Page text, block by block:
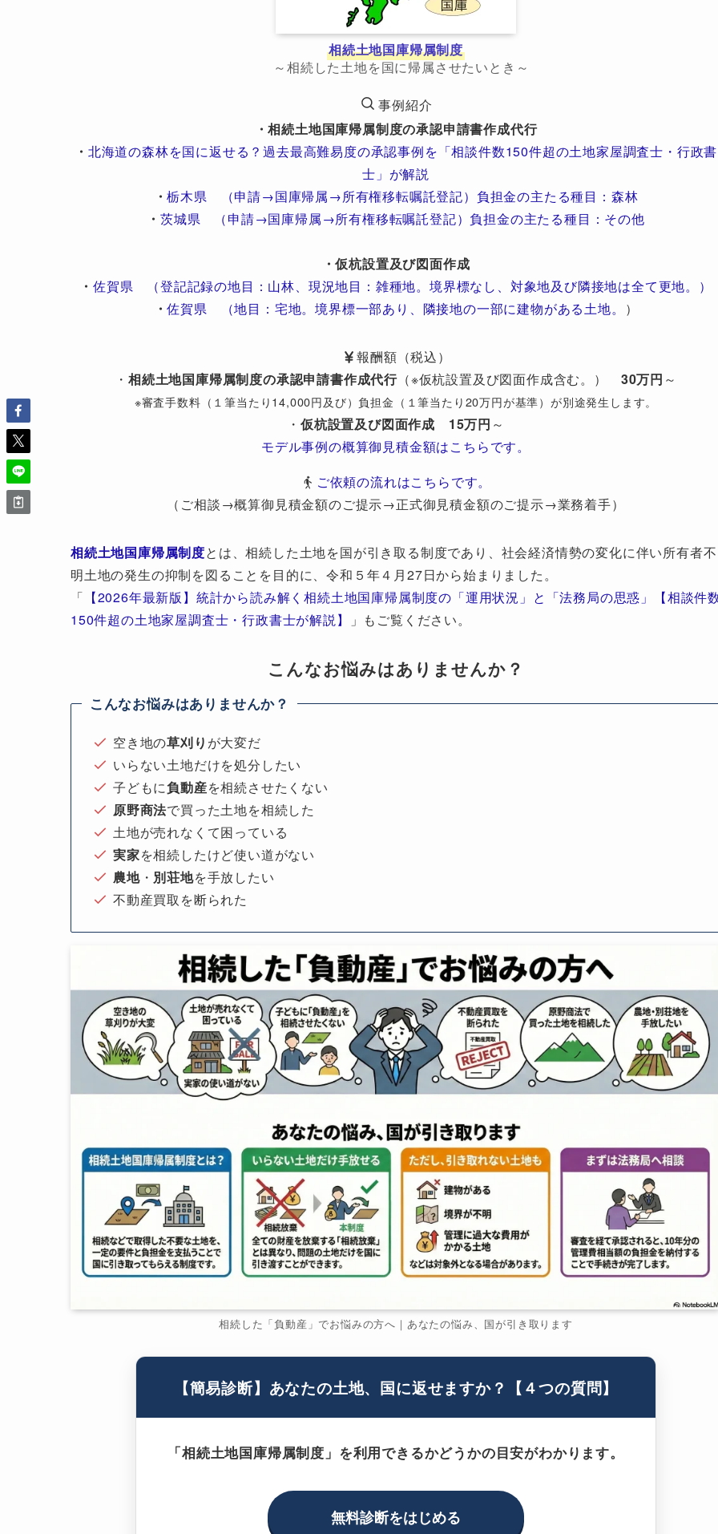
相続土地国庫帰属制度
～相続した土地を国に帰属させたいとき～
事例紹介
・相続土地国庫帰属制度の承認申請書作成代行
・ 北海道の森林を国に返せる？過去最高難易度の承認事例を「相談件数150件超の土地家屋調査士・行政書
士」が解説
・栃木県 （申請→国庫帰属→所有権移転嘱託登記）負担金の主たる種目：森林
・ 茨城県 （申請→国庫帰属→所有権移転嘱託登記）負担金の主たる種目：その他
・仮杭設置及び図面作成
・ 佐賀県 （登記記録の地目：山林、現況地目：雑種地。境界標なし、対象地及び隣接地は全て更地。）
・佐賀県 （地目：宅地。境界標一部あり、隣接地の一部に建物がある土地。 ）
報酬額（税込）
・相続土地国庫帰属制度の承認申請書作成代行 （※仮杭設置及び図面作成含む。） 30万円 ～
※審査手数料（１筆当たり14,000円及び）負担金（１筆当たり20万円が基準）が別途発生します。
・ 仮杭設置及び図面作成 15万円 ～
モデル事例の概算御見積金額はこちらです。
ご依頼の流れはこちらです。
（ご相談→概算御見積金額のご提示→正式御見積金額のご提示→業務着手）
相続土地国庫帰属制度とは、相続した土地を国が引き取る制度であり、社会経済情勢の変化に伴い所有者不
明土地の発生の抑制を図ることを目的に、令和５年４月27日から始まりました。
「 【2026年最新版】統計から読み解く相続土地国庫帰属制度の「運用状況」と「法務局の思惑」【相談件
150件超の土地家屋調査士・行政書士が解説】
」もご覧ください。
こんなお悩みはありませんか？
こんなお悩みはありませんか？
空き地の草刈り が大変だ
いらない土地だけを処分したい
子どもに負動産を相続させたくない
原野商法で買った土地を相続した
土地が売れなくて困っている
実家を相続したけど使い道がない
農地・ 別荘地を手放したい
不動産買取を断られた
相続した「負動産」でお悩みの方へ｜あなたの悩み、国が引き取ります
【簡易診断】あなたの土地、国に返せますか？【４つの質問】
「相続土地国庫帰属制度」を利用できるかどうかの目安がわかります。
無料診断をはじめる